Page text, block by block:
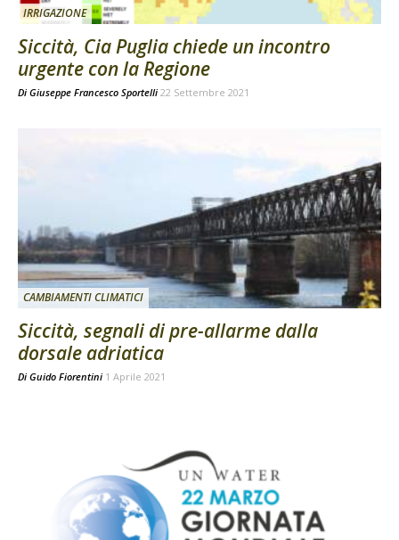
IRRIGAZIONE
Siccità, Cia Puglia chiede un incontro
urgente con la Regione
Di Giuseppe Francesco Sportelli 22 Settembre 2021
CAMBIAMENTI CLIMATICI
Siccità, segnali di pre-allarme dalla
dorsale adriatica
Di Guido Fiorentini 1 Aprile 2021